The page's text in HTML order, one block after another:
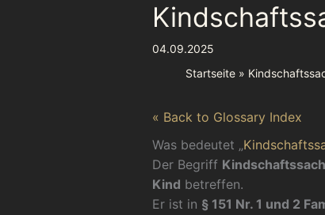
04.09.2025
Startseite
« Back to Glossary Index
Was bedeutet „
Der Begriff
Kind betreffen.
Er ist in § 151 Nr. 1 und 2